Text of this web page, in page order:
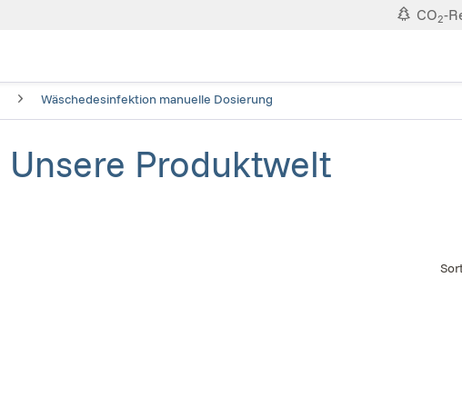
CO2-
Wäschedesinfektion manuelle Dosierung
Unsere Produktwelt